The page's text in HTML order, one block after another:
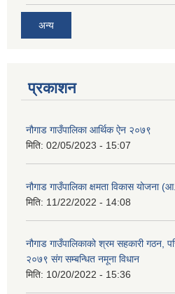
अन्य
प्रकाशन
नौगाड गाउँपालिका आर्थिक ऐन २०७९
मिति: 02/05/2023 - 15:07
नौगाड गाउँपालिका क्षमता विकास
मिति: 11/22/2022 - 14:08
नौगाड गाउँपालिकाको श्रम सहकारी गठन,
२०७९ संग सम्बन्धित नमूना विधान
मिति: 10/20/2022 - 15:36